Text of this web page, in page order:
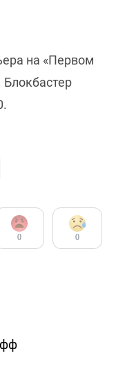
на «Первом
Блокбастер
0 0